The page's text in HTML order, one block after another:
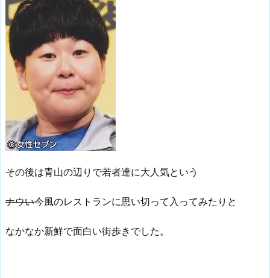
その後は青山の辺りで若者達に大人気という
ナウい今風のレストランに思い切って入ってみたりと
なかなか新鮮で面白い街歩きでした。